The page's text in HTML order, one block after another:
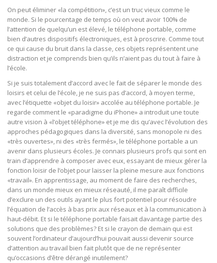
On peut éliminer «la compétition», c’est un truc vieux comme le
monde. Si le pourcentage de temps où on veut avoir 100% de
l’attention de quelqu’un est élevé, le téléphone portable, comme
bien d’autres dispositifs électroniques, est à proscrire. Comme tout
ce qui cause du bruit dans la classe, ces objets représentent une
distraction et je comprends bien qu’ils n’aient pas du tout à faire à
l’école.
Si je suis totalement d’accord avec le fait de séparer le monde des
loisirs et celui de l’école, je ne suis pas d’accord, à moyen terme,
avec l’étiquette «objet du loisir» accolée au téléphone portable. Je
regarde comment le «paradigme du iPhone» a introduit une toute
autre vision à «l’objet téléphone» et je me dis qu’avec l’évolution des
approches pédagogiques dans la diversité, sans monopole ni des
«très ouvertes», ni des «très fermés», le téléphone portable a un
avenir dans plusieurs écoles. Je connais plusieurs profs qui sont en
train d’apprendre à composer avec eux, essayant de mieux gérer la
fonction loisir de l’objet pour laisser la pleine mesure aux fonctions
«travail». En apprentissage, au moment de faire des recherches,
dans un monde mieux en mieux réseauté, il me paraît difficile
d’exclure un des outils ayant le plus fort potentiel pour résoudre
l’équation de l’accès à bas prix aux réseaux et à la communication à
haut-débit. Et si le téléphone portable faisait davantage partie des
solutions que des problèmes? Et si le crayon de demain qui est
souvent l’ordinateur d’aujourd’hui pouvait aussi devenir source
d’attention au travail bien fait plutôt que de ne représenter
qu’occasions d’être dérangé inutilement?